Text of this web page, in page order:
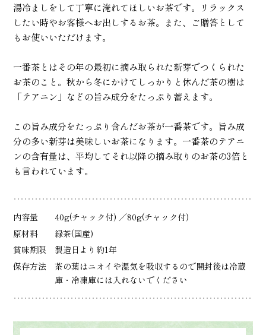
湯冷ましをして丁寧に淹れてほしいお茶です。リラックス
したい時やお客様へお出しするお茶。また、ご贈答として
もお使いいただけます。
一番茶とはその年の最初に摘み取られた新芽でつくられた
お茶のこと。秋から冬にかけてしっかりと休んだ茶の樹は
「テアニン」などの旨み成分をたっぷり蓄えます。
この旨み成分をたっぷり含んだお茶が一番茶です。旨み成
分の多い新芽は美味しいお茶になります。一番茶のテアニ
ンの含有量は、平均してそれ以降の摘み取りのお茶の3倍と
も言われています。
内容量
40g(チャック付) ／80g(チャック付)
原材料
緑茶(国産)
賞味期限
製造日より約1年
保存方法
茶の葉はニオイや湿気を吸収するので開封後は冷蔵
庫・冷凍庫には入れないでください